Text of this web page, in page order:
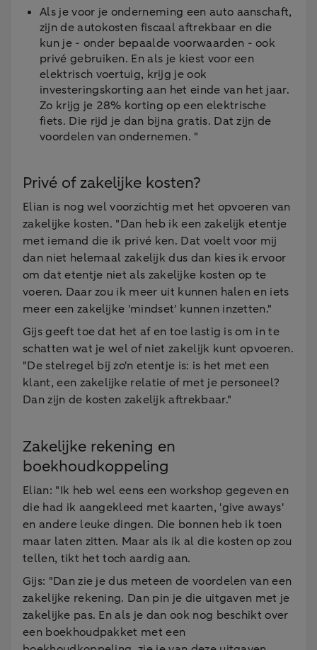
Als je voor je onderneming een auto aanschaft,
zijn de autokosten fiscaal aftrekbaar en die
kun je - onder bepaalde voorwaarden - ook
privé gebruiken. En als je kiest voor een
elektrisch voertuig, krijg je ook
investeringskorting aan het einde van het jaar.
Zo krijg je 28% korting op een elektrische
fiets. Die rijd je dan bijna gratis. Dat zijn de
voordelen van ondernemen. "
Privé of zakelijke kosten?
Elian is nog wel voorzichtig met het opvoeren van
zakelijke kosten. "Dan heb ik een zakelijk etentje
met iemand die ik privé ken. Dat voelt voor mij
dan niet helemaal zakelijk dus dan kies ik ervoor
om dat etentje niet als zakelijke kosten op te
voeren. Daar zou ik meer uit kunnen halen en iets
meer een zakelijke 'mindset' kunnen inzetten."
Gijs geeft toe dat het af en toe lastig is om in te
schatten wat je wel of niet zakelijk kunt opvoeren.
"De stelregel bij zo'n etentje is: is het met een
klant, een zakelijke relatie of met je personeel?
Dan zijn de kosten zakelijk aftrekbaar."
Zakelijke rekening en
boekhoudkoppeling
Elian: "Ik heb wel eens een workshop gegeven en
die had ik aangekleed met kaarten, 'give aways'
en andere leuke dingen. Die bonnen heb ik toen
maar laten zitten. Maar als ik al die kosten op zou
tellen, tikt het toch aardig aan.
Gijs: "Dan zie je dus meteen de voordelen van een
zakelijke rekening. Dan pin je die uitgaven met je
zakelijke pas. En als je dan ook nog beschikt over
een boekhoudpakket met een